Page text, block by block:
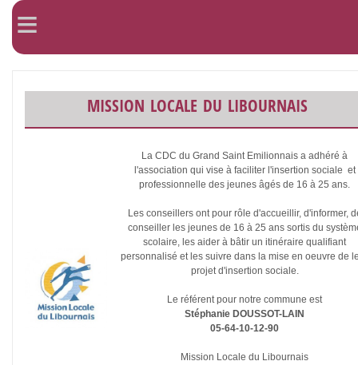
≡
mission locale du libournais
La CDC du Grand Saint Emilionnais a adhéré à
l'association qui vise à faciliter l'insertion sociale et
professionnelle des jeunes âgés de 16 à 25 ans.
Les conseillers ont pour rôle d'accueillir, d'informer,
conseiller les jeunes de 16 à 25 ans sortis du
scolaire, les aider à bâtir un itinéraire qualifiant
personnalisé et les suivre dans la mise en oeuvre de
projet d'insertion sociale.
Le référent pour notre commune est
Stéphanie DOUSSOT-LAIN
05-64-10-12-90
Mission Locale du Libournais